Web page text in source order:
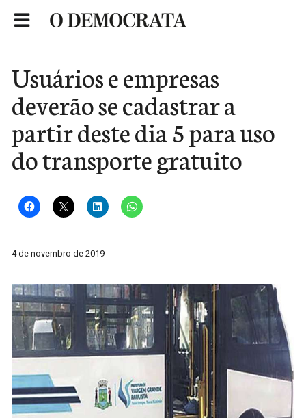
Usuários e empresas
deverão se cadastrar a
partir deste dia 5 para uso
do transporte gratuito
4 de novembro de 2019